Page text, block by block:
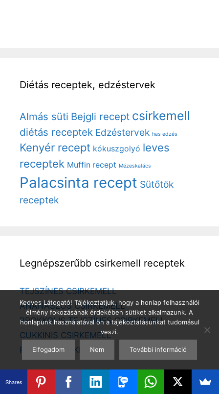
Diétás receptek, edzéstervek
Almás süti Bejgli recept csirkemell
diétás receptek Edzéstervek has edzés
Kenyér recept kókuszgolyó leves
receptek Muffin recept Mézeskalács
Palacsinta recept Sütőtök
receptek
Legnépszerűbb csirkemell receptek
TEJSZÍNES CSIRKEMELL
ANANÁSZOS CSIRKEMELL
BROKKOLIS TEJSZÍNES CSIRKEMELL
CUKKINIS CSIRKEMELL
RAKOTT CSIRKEMELL
Kedves Látogató! Tájékoztatjuk, hogy a honlap felhasználói
élmény fokozásának érdekében sütiket alkalmazunk. A
honlapunk használatával ön a tájékoztatásunkat tudomásul
veszi.
Elfogadom Nem További információ
Shares